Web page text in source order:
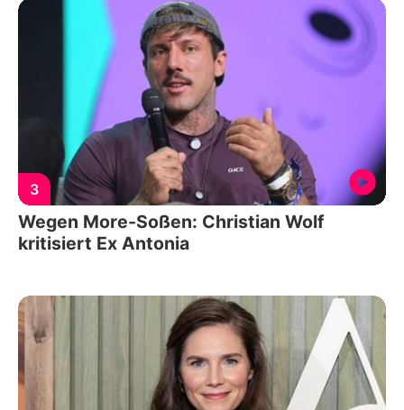
3
Wegen More-Soßen: Christian Wolf
kritisiert Ex Antonia